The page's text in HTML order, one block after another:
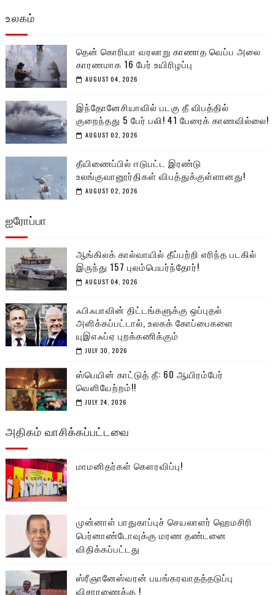
உலகம்
தென் கொரியா வரலாறு காணாத வெப்ப அலை
காரணமாக 16 பேர் உயிரிழப்பு
AUGUST 04, 2026
இந்தோனேசியாவில் படகு தீ விபத்தில்
குறைந்தது 5 பேர் பலி! 41 பேரைக் காணவில்லை!
AUGUST 02, 2026
தீயிணைப்பில் ஈடுபட்ட இரண்டு
உலங்குவானூர்திகள் விபத்துக்குள்ளானது!
AUGUST 02, 2026
ஐரோப்பா
ஆங்கிலக் கால்வாயில் தீப்பற்றி எரிந்த படகில்
இருந்து 157 புலம்பெயர்ந்தோர்!
AUGUST 04, 2026
ஃபிஃபாவின் திட்டங்களுக்கு ஒப்புதல்
அளிக்கப்பட்டால், உலகக் கோப்பைகளை
யுஇஎஃப்ஏ புறக்கணிக்கும்
JULY 30, 2026
ஸ்பெயின் காட்டுத் தீ: 60 ஆயிரம்பேர்
வெளியேற்றம்!!
JULY 24, 2026
அதிகம் வாசிக்கப்பட்டவை
மாமனிதர்கள் கௌரவிப்பு!
முன்னாள் பாதுகாப்புச் செயலாளர் ஹெமசிரி
பெர்னாண்டோவுக்கு மரண தண்டனை
விதிக்கப்பட்டது
ஸ்ரீஞானேஸ்வரன் பயங்கரவாதத்தடுப்பு
விசாரணைக்கு !